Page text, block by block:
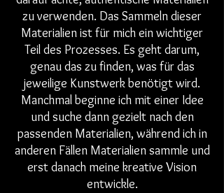
zu verwenden. Das Sammeln dieser
Materialien ist für mich ein wichtiger
Teil des Prozesses. Es geht darum,
genau das zu finden, was für das
jeweilige Kunstwerk benötigt wird.
Manchmal beginne ich mit einer Idee
und suche dann gezielt nach den
passenden Materialien, während ich in
anderen Fällen Materialien sammle und
erst danach meine kreative Vision
entwickle.